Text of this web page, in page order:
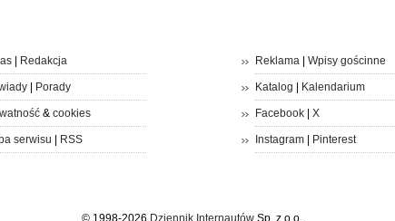
| Redakcja
| Porady
& cookies
serwisu | RSS
Reklama| Wpisy gościnne
Katalog | Kalendarium
Facebook| X
Instagram| Pinterest
© 1998-2026 Dziennik InternautówSp. z o.o.